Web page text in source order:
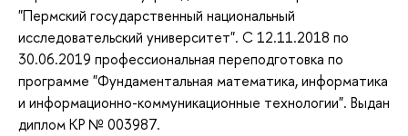
"Пермский государственный национальный
исследовательский университет". С 12.11.2018 по
30.06.2019 профессиональная переподготовка по
программе "Фундаментальная математика, информатика
и информационно-коммуникационные технологии". Выдан
диплом КР № 003987.